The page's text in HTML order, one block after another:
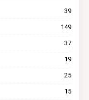
39
149
37
19
25
15